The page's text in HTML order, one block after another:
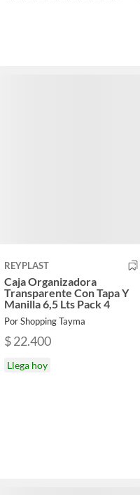
REYPLAST
Caja Organizadora
Transparente Con Tapa Y
Manilla 6,5 Lts Pack 4
Por Shopping Tayma
$ 22.400
Llega hoy